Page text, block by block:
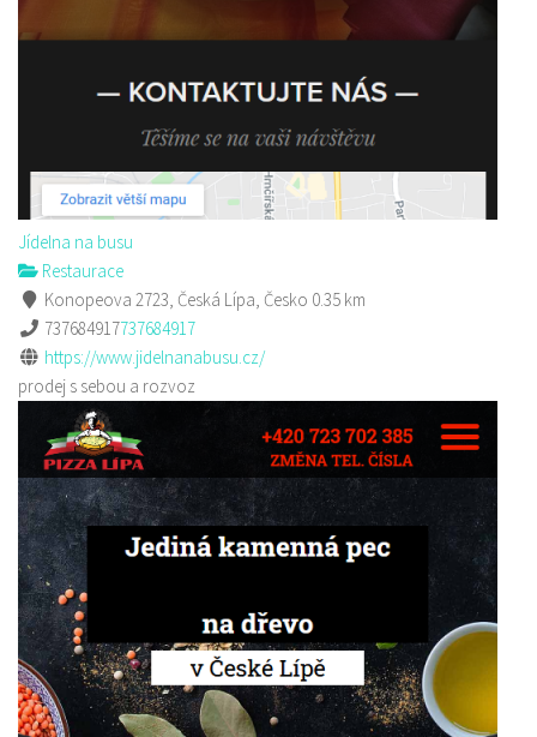
Jídelna na busu
Restaurace
Konopeova 2723, Česká Lípa, Česko 0.35 km
737684917737684917
https://www.jidelnanabusu.cz/
prodej s sebou a rozvoz